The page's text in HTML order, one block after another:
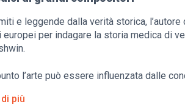
e leggende dalla verità storica,
per indagare la storia medica di
l’arte può essere influenzata dalle
Antonio Salieri avesse saputo che
più